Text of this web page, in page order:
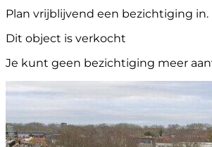
Plan vrijblijvend een bezichtiging in.
Dit object is verkocht
Je kunt geen bezichtiging meer